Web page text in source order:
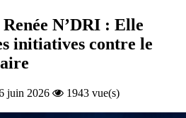
N’DRI : Elle
initiatives contre le
juin 2026 1943 vue(s)